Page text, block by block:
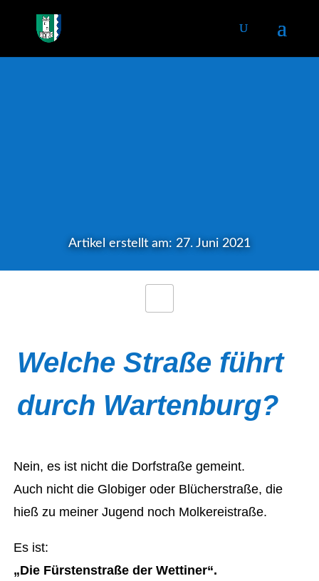
Artikel erstellt am: 27. Juni 2021
Welche Straße führt
durch Wartenburg?
Nein, es ist nicht die Dorfstraße gemeint.
Auch nicht die Globiger oder Blücherstraße, die
hieß zu meiner Jugend noch Molkereistraße.
Es ist:
„Die Fürstenstraße der Wettiner“.